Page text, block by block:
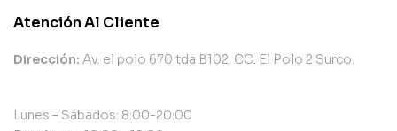
Atención Al Cliente
Dirección: Av. el polo 670 tda B102. CC. El Polo 2 Surco.
Lunes – Sábados: 8:00-20:00